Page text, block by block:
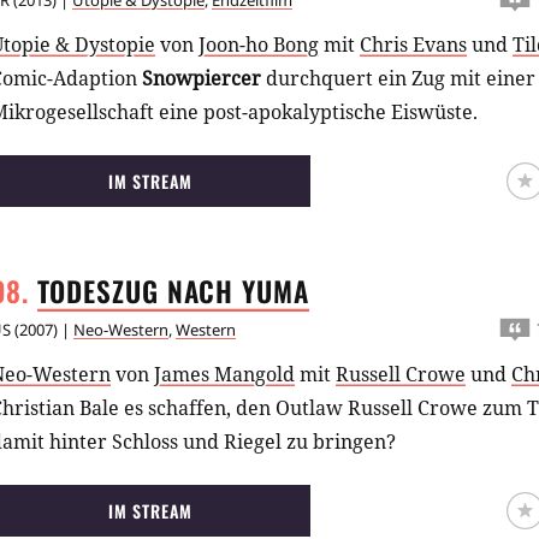
& Dystopie vonJoon-ho Bongmit Chris Evansund
AdaptionSnowpiercer durchquert ein Zug mit einer
eine post-apokalyptische Eiswüste.
IM STREAM
TODESZUG NACHYUMA
(2007) | Neo-Western,Western
WesternvonJames MangoldmitRussell Crowe und
Bale es schaffen, den Outlaw Russell Crowe zum
hinter Schloss und Riegel zu bringen?
IM STREAM